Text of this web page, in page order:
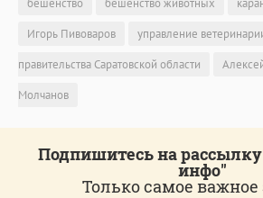
Игорь Пивоваров
управление
правительства Саратовской области
Молчанов
Подпишитесь на
инфо"
Только самое важное